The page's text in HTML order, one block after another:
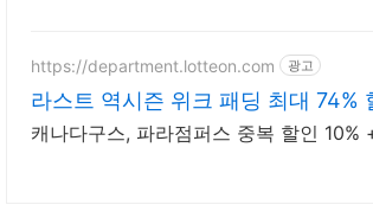
https://department.lotteon.com 광고
라스트 역시즌 위크 패딩 최대 74%
캐나다구스, 파라점퍼스 중복 할인 10%